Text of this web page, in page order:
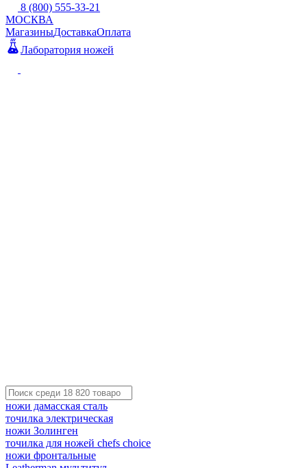
8 (800) 555-33-21
МОСКВА
МагазиныДоставкаОплата
Лаборатория ножей
ножи дамасская сталь
точилка электрическая
ножи Золинген
точилка для ножей chefs choice
ножи фронтальные